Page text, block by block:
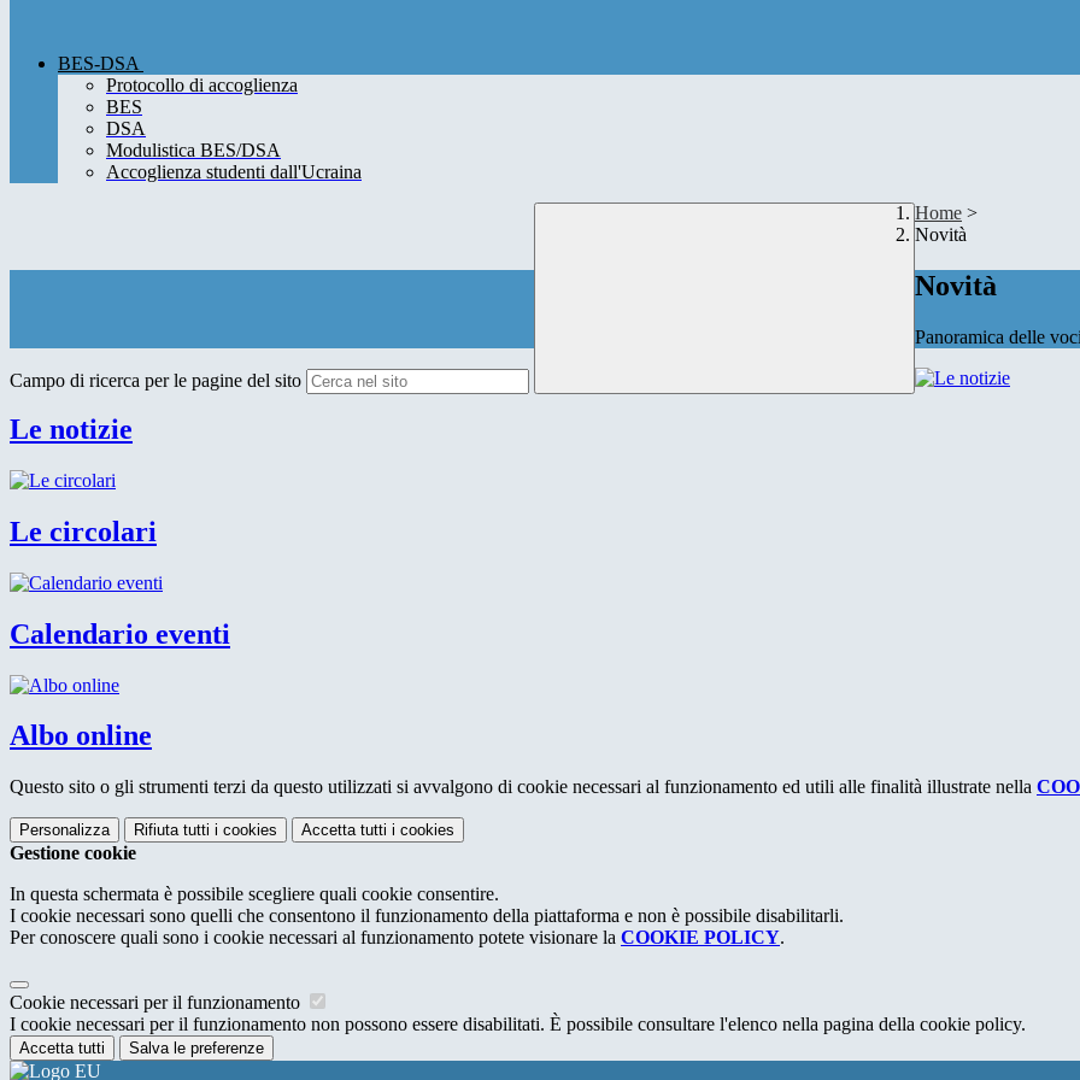
BES-DSA
Protocollo di accoglienza
BES
DSA
Modulistica BES/DSA
Accoglienza studenti dall'Ucraina
Campo di ricerca per le pagine del sito
Home >
Novità
Novità
Panoramica delle
Le notizie
Le circolari
Calendario eventi
Albo online
Questo sito o gli strumenti terzi da questo utilizzati si avvalgono di cookie necessari al funzionamento ed utili alle finalità illustrate nella
Personalizza Rifiuta tutti i cookies Accetta tutti i cookies
Gestione cookie
In questa schermata è possibile scegliere quali cookie consentire.
I cookie necessari sono quelli che consentono il funzionamento della piattaforma e non è possibile disabilitarli.
Per conoscere quali sono i cookie necessari al funzionamento potete visionare la COOKIE POLICY.
Cookie necessari per il funzionamento
I cookie necessari per il funzionamento non possono essere disabilitati. È possibile consultare l'elenco nella pagina della cookie policy.
Accetta tutti Salva le preferenze